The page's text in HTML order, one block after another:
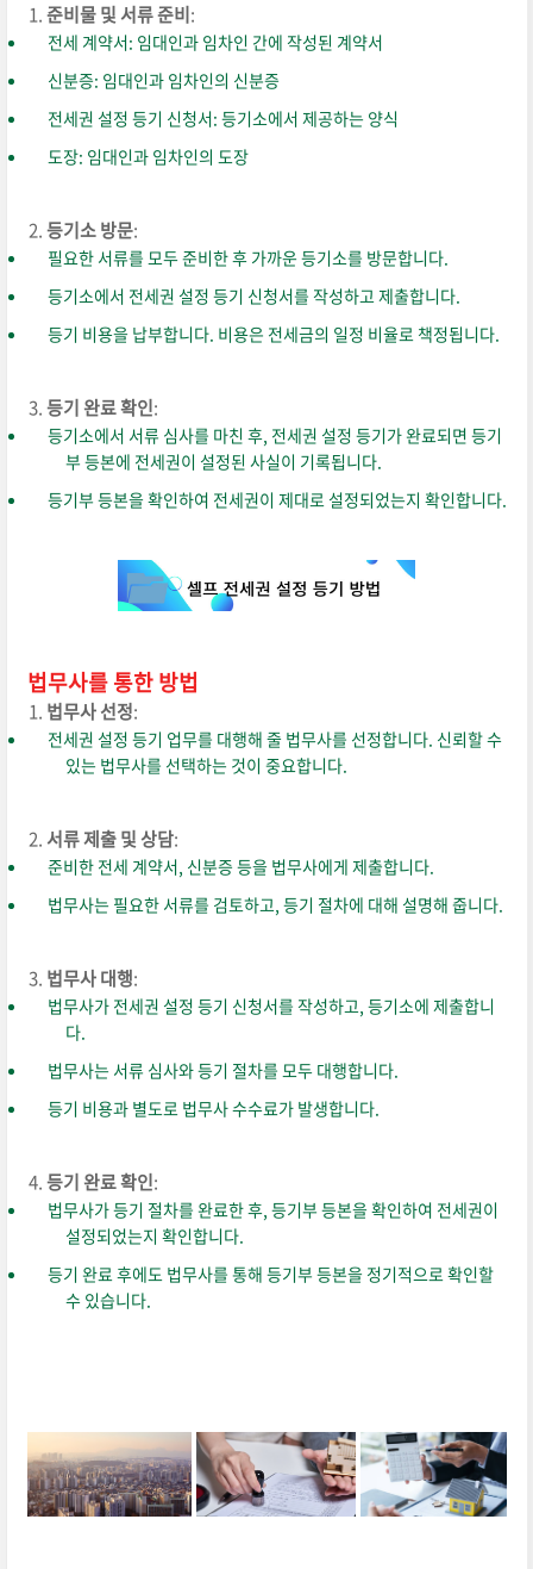
준비물 및 서류 준비:
전세 계약서: 임대인과 임차인 간에 작성된 계약서
신분증: 임대인과 임차인의 신분증
전세권 설정 등기 신청서: 등기소에서 제공하는 양식
도장: 임대인과 임차인의 도장
등기소 방문:
필요한 서류를 모두 준비한 후 가까운 등기소를 방문합니다.
등기소에서 전세권 설정 등기 신청서를 작성하고 제출합니다.
등기 비용을 납부합니다. 비용은 전세금의 일정 비율로 책정됩니다.
등기 완료 확인:
등기소에서 서류 심사를 마친 후, 전세권 설정 등기가 완료되면 등기
부 등본에 전세권이 설정된 사실이 기록됩니다.
등기부 등본을 확인하여 전세권이 제대로 설정되었는지 확인합니다.
법무사를 통한 방법
법무사 선정:
전세권 설정 등기 업무를 대행해 줄 법무사를 선정합니다. 신뢰할 수
있는 법무사를 선택하는 것이 중요합니다.
서류 제출 및 상담:
준비한 전세 계약서, 신분증 등을 법무사에게 제출합니다.
법무사는 필요한 서류를 검토하고, 등기 절차에 대해 설명해 줍니다.
법무사 대행:
법무사가 전세권 설정 등기 신청서를 작성하고, 등기소에 제출합니
다.
법무사는 서류 심사와 등기 절차를 모두 대행합니다.
등기 비용과 별도로 법무사 수수료가 발생합니다.
등기 완료 확인:
법무사가 등기 절차를 완료한 후, 등기부 등본을 확인하여 전세권이
설정되었는지 확인합니다.
등기 완료 후에도 법무사를 통해 등기부 등본을 정기적으로 확인할
수 있습니다.